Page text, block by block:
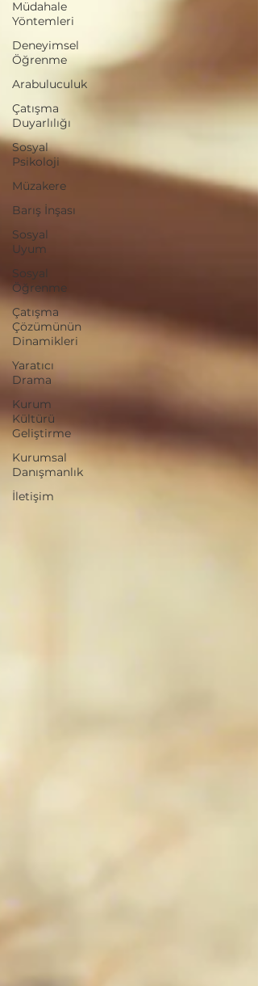
Müdahale
Yöntemleri
Deneyimsel
Öğrenme
Arabuluculuk
Çatışma
Duyarlılığı
Sosyal
Psikoloji
Müzakere
Barış İnşası
Sosyal
Uyum
Sosyal
Öğrenme
Çatışma
Çözümünün
Dinamikleri
Yaratıcı
Drama
Kurum
Kültürü
Geliştirme
Kurumsal
Danışmanlık
İletişim